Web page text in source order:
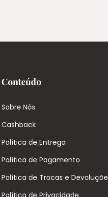
Conteúdo
Sobre Nós
Cashback
Política de Entrega
Política de Pagamento
Política de Trocas e
Política de Privacidade